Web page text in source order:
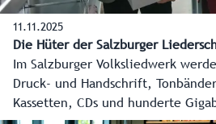
11.11.2025
Die Hüter der Salzburger
Im Salzburger Volksliedwerk
Druck- und Handschrift,
Kassetten, CDs und hunderte